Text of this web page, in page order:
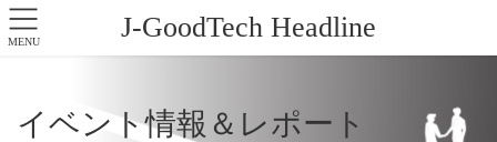
J-GoodTech Headline
イベント情報＆レポート
MENU